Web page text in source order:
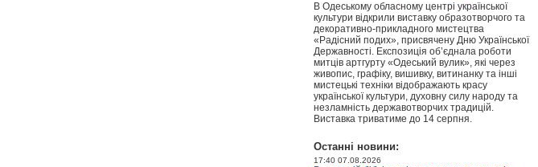
В Одеському обласному центрі української
культури відкрили виставку образотворчого та
декоративно-прикладного мистецтва
«Радісний подих», присвячену Дню Української
Державності. Експозиція об’єднала роботи
митців артгурту «Одеський вулик», які через
живопис, графіку, вишивку, витинанку та інші
мистецькі техніки відображають красу
української культури, духовну силу народу та
незламність державотворчих традицій.
Виставка триватиме до 14 серпня.
Останні новини:
17:40 07.08.2026